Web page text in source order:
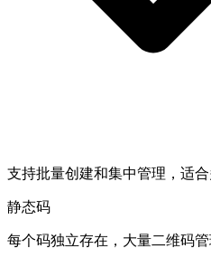
支持批量创建和集中管理，适
静态码
每个码独立存在，大量二维码